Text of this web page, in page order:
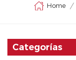
Home /
Categorías